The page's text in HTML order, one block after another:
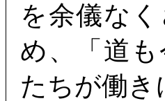
を余儀な
め、「道
たちが働き